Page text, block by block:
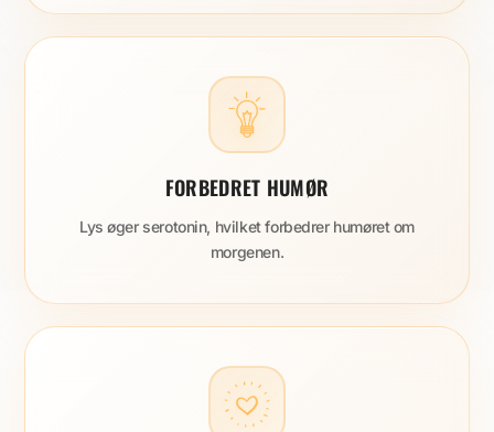
FORBEDRET HUMØR
Lys øger serotonin, hvilket forbedrer humøret om
morgenen.